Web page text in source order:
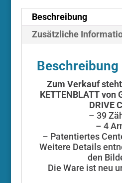
Beschreibung
Zusätzliche
Beschreibung
Zum Verkauf
KETTENBLATT von
DRIVE
– 39
– 4
– Patentiertes
Weitere Details
den
Die Ware ist neu